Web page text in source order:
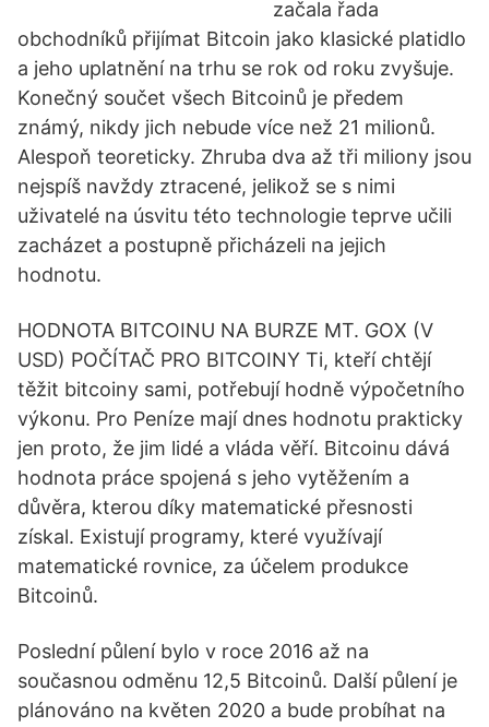
začala řada
obchodníků přijímat Bitcoin jako klasické platidlo
a jeho uplatnění na trhu se rok od roku zvyšuje.
Konečný součet všech Bitcoinů je předem
známý, nikdy jich nebude více než 21 milionů.
Alespoň teoreticky. Zhruba dva až tři miliony jsou
nejspíš navždy ztracené, jelikož se s nimi
uživatelé na úsvitu této technologie teprve učili
zacházet a postupně přicházeli na jejich
hodnotu.
HODNOTA BITCOINU NA BURZE MT. GOX (V
USD) POČÍTAČ PRO BITCOINY Ti, kteří chtějí
těžit bitcoiny sami, potřebují hodně výpočetního
výkonu. Pro Peníze mají dnes hodnotu prakticky
jen proto, že jim lidé a vláda věří. Bitcoinu dává
hodnota práce spojená s jeho vytěžením a
důvěra, kterou díky matematické přesnosti
získal. Existují programy, které využívají
matematické rovnice, za účelem produkce
Bitcoinů.
Poslední půlení bylo v roce 2016 až na
současnou odměnu 12,5 Bitcoinů. Další půlení je
plánováno na květen 2020 a bude probíhat na